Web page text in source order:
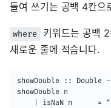
들여 쓰기는 공백 4칸으
where 키워드는 공백
새로운 줄에 적습니다.
showDouble :: Double
showDouble n
| isNaN n      =